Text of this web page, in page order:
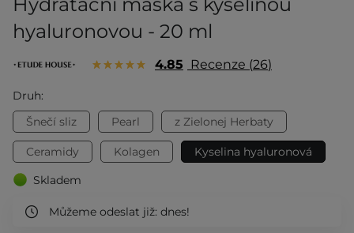
Hydratační maska ​​s kyselinou
hyaluronovou - 20 ml
4.85 Recenze 26
Druh:
Šnečí sliz
Pearl z Zielonej Herbaty
Ceramidy Kolagen
Kyselina hyaluronová
Skladem
Můžeme odeslat již: dnes!